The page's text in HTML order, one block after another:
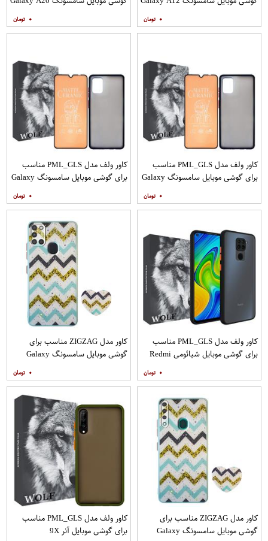
۰ ۰
کاور ولف مدل PML_GLS مناسب
برای گوشی موبایل سامسونگ Galaxy
۰
کاور ولف مدل PML_GLS مناسب
برای گوشی موبایل سامسونگ Galaxy
مات
۰
کاور ولف مدل PML_GLS مناسب
برای گوشی موبایل شیائومی Redmi
۰
کاور مدل ZIGZAG مناسب برای
گوشی موبایل سامسونگ Galaxy
۰
کاور مدل ZIGZAG مناسب برای
گوشی موبایل سامسونگ Galaxy
کاور ولف مدل PML_GLS مناسب
برای گوشی موبایل آنر 9X